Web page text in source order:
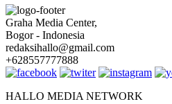
Graha Media Center,
Bogor - Indonesia
redaksihallo@gmail.com
+628557777888
HALLO MEDIA NETWORK